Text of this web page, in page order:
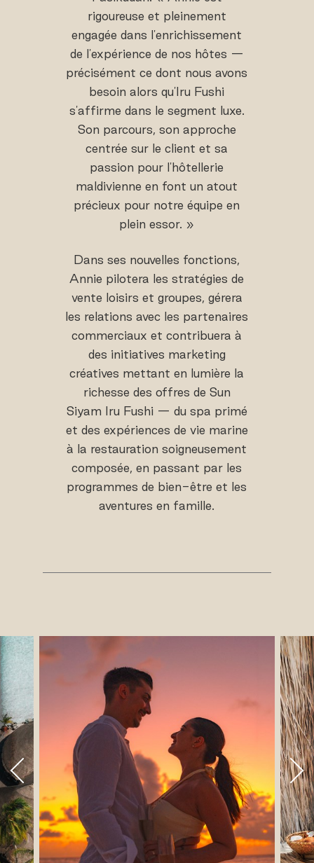
rigoureuse et pleinement
engagée dans l'enrichissement
de l'expérience de nos hôtes —
précisément ce dont nous avons
besoin alors qu'Iru Fushi
s'affirme dans le segment luxe.
Son parcours, son approche
centrée sur le client et sa
passion pour l'hôtellerie
maldivienne en font un atout
précieux pour notre équipe en
plein essor. »
Dans ses nouvelles fonctions,
Annie pilotera les stratégies de
vente loisirs et groupes, gérera
les relations avec les partenaires
commerciaux et contribuera à
des initiatives marketing
créatives mettant en lumière la
richesse des offres de Sun
Siyam Iru Fushi — du spa primé
et des expériences de vie marine
à la restauration soigneusement
composée, en passant par les
programmes de bien-être et les
aventures en famille.